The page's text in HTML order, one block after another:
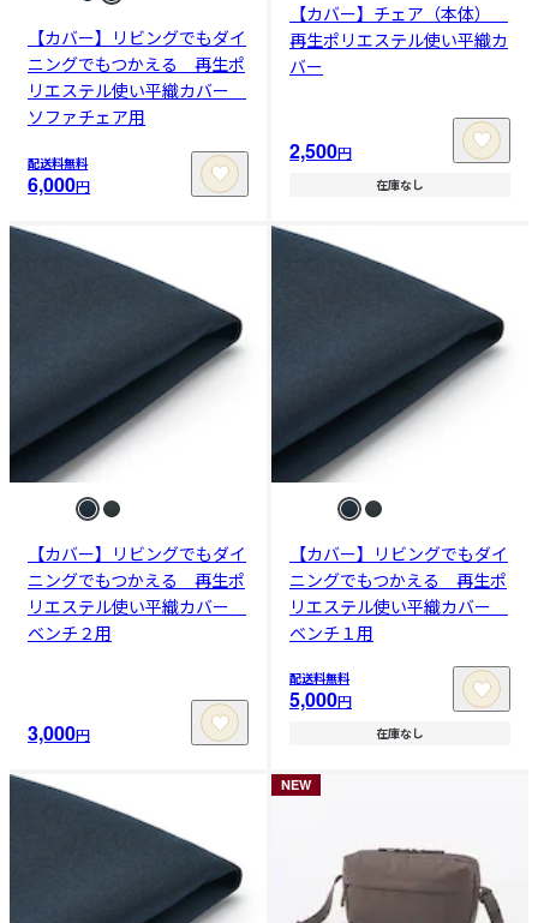
【カバー】リビングでもダイ
ニングでもつかえる 再生ポ
リエステル使い平織カバー
ソファチェア用
配送料無料
6,000円
【カバー】チェア（本体）
再生ポリエステル使い平織カ
バー
2,500円
在庫なし
【カバー】リビングでもダイ
ニングでもつかえる 再生ポ
リエステル使い平織カバー
ベンチ２用
3,000円
【カバー】リビングでもダイ
ニングでもつかえる 再生ポ
リエステル使い平織カバー
ベンチ１用
配送料無料
5,000円
在庫なし
NEW